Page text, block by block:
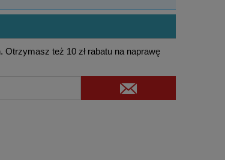
też 10 zł rabatu na naprawę